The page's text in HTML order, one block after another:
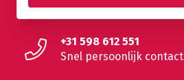
+31 598 612 551
Snel persoonlijk contact